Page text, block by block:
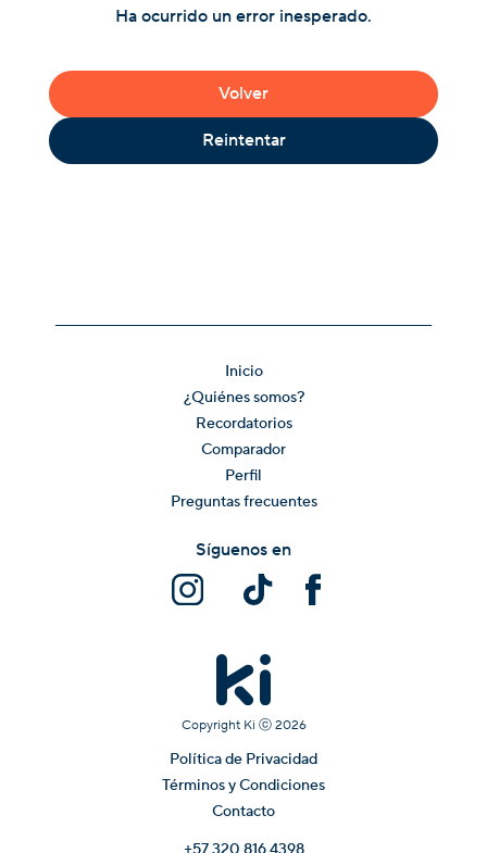
Ha ocurrido un error inesperado.
Volver
Reintentar
Inicio
¿Quiénes somos?
Recordatorios
Comparador
Perfil
Preguntas frecuentes
Copyright Ki ⓒ 2026
Política de Privacidad
Términos y Condiciones
Contacto
Síguenos en